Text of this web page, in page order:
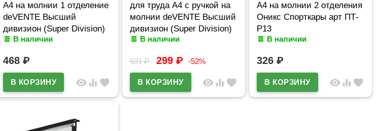
А4 на молнии 1 отделение
deVENTE Высший
дивизион (Super Division)
арт.8057561
В наличии
468 ₽
visibility equalizer favorite
для труда А4 с ручкой на
молнии deVENTE Высший
дивизион (Super Division)
арт.8057572
В наличии
631₽ 299 ₽ -52%
visibility equalizer favorite
А4 на молнии 2 отделения
Оникс Спорткары арт ПТ-
Р13
В наличии
326₽
visibility equalizer favorite